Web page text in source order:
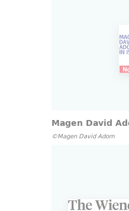
Magen David
©Magen David Adom